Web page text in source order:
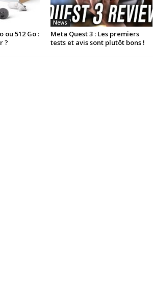
ou 512 Go :
?
News
Meta Quest 3 : Les premiers
tests et avis sont plutôt bons !